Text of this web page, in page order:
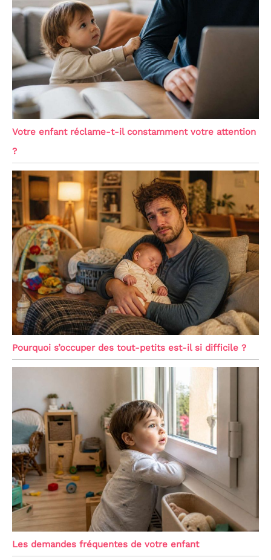
Votre enfant réclame-t-il constamment votre attention
?
Pourquoi s’occuper des tout-petits est-il si difficile ?
Les demandes fréquentes de votre enfant